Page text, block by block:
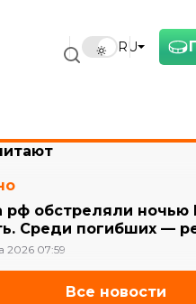
RU
рф обстреляли ночью
Среди погибших —
2026 07:59
Все новости